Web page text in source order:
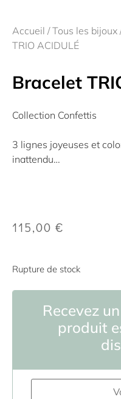
Accueil /Tous les bijoux
TRIO ACIDULÉ
Bracelet
Collection Confettis
3 lignes joyeuses et
inattendu…
115,00 €
Rupture de stock
Recevez
produit